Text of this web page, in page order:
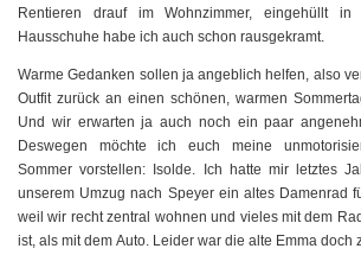
Rentieren drauf im Wohnzimmer, eingehüllt
Hausschuhe habe ich auch schon rausgekramt.
Warme Gedanken sollen ja angeblich helfen, also
Outfit zurück an einen schönen, warmen
Und wir erwarten ja auch noch ein paar
Deswegen möchte ich euch meine
Sommer vorstellen: Isolde. Ich hatte mir letztes
unserem Umzug nach Speyer ein altes Damenrad
weil wir recht zentral wohnen und vieles mit dem
ist, als mit dem Auto. Leider war die alte Emma doch